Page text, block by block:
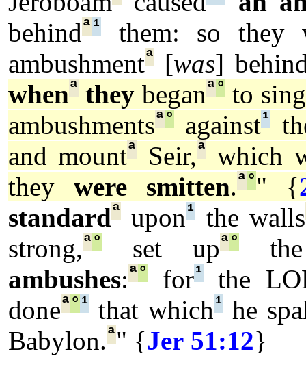
behindª¹
them: so they
ambushmentª [was]
whenª they beganª°to sing
ambushmentsª° against¹
and mountª Seir,ª
which
they were smitten.ª°" {
standardª upon¹ the walls
strong,ª° set upª°the
ambushes:ª° for¹the
doneª° ¹ that which¹he
Babylon.ª" {Jer 51:12}